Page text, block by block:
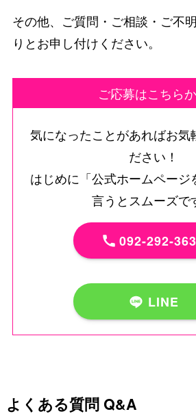
その他、ご質問・ご相談・ご不
りとお申し付けください。
ご応募はこちら
気になったことがあればお気
ださい！
はじめに「公式ホームページ
言うとスムーズで
092-292-
LINE
よくある質問 Q&A